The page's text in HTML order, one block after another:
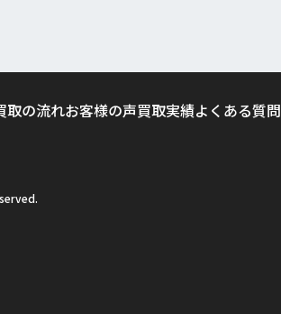
取の流れお客様の声買取実績よくある質問